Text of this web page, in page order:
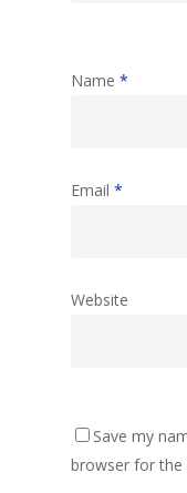
Name *
Email *
Website
Save my
browser for the